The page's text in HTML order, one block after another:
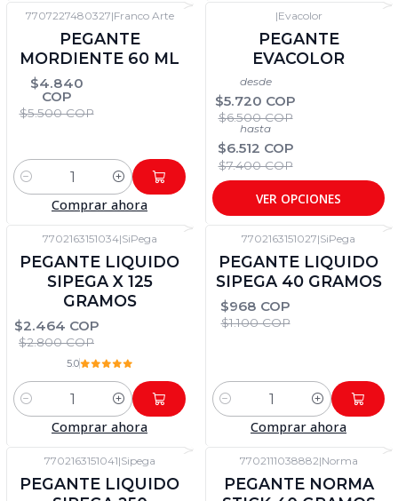
7707227480327|Franco Arte
PEGANTE
MORDIENTE 60 ML
$4.840
COP
$5.500 COP
Cantidad
Comprar ahora
|Evacolor
PEGANTE
EVACOLOR
desde
$5.720 COP
$6.500 COP
hasta
$6.512 COP
$7.400 COP
VER OPCIONES
7702163151034|SiPega
PEGANTE LIQUIDO
SIPEGA X 125
GRAMOS
$2.464 COP
$2.800 COP
5.0
Cantidad
Comprar ahora
7702163151027|SiPega
PEGANTE LIQUIDO
SIPEGA 40 GRAMOS
$968 COP
$1.100 COP
Cantidad
Comprar ahora
7702163151041|Sipega
PEGANTE LIQUIDO
7702111038882|Norma
PEGANTE NORMA